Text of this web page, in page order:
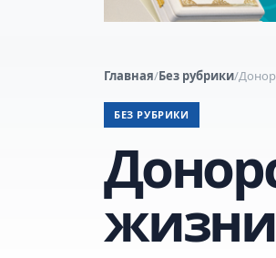
Главная/Без рубрики/
БЕЗ РУБРИКИ
жизни